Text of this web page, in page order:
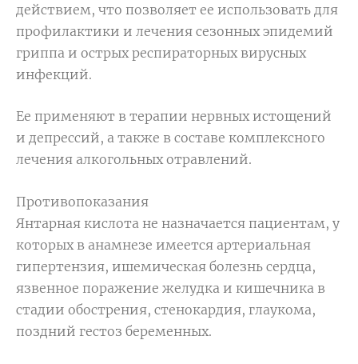
действием, что позволяет ее использовать для
профилактики и лечения сезонных эпидемий
гриппа и острых респираторных вирусных
инфекций.
Ее применяют в терапии нервных истощений
и депрессий, а также в составе комплексного
лечения алкогольных отравлений.
Противопоказания
Янтарная кислота не назначается пациентам, у
которых в анамнезе имеeтся артериальная
гипертензия, ишемическая болезнь сердца,
язвенное поражение желудка и кишечника в
стадии обострения, стенокардия, глаукома,
поздний гестоз беременных.